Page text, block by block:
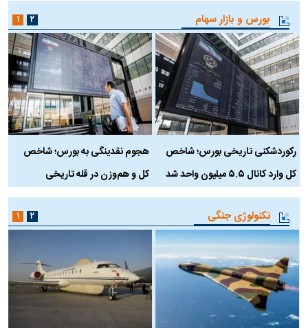
بورس و بازار سهام
رکوردشکنی تاریخی بورس؛ شاخص
کل وارد کانال ۵.۵ میلیون واحد شد
هجوم نقدینگی به بورس؛ شاخص
کل و هم‌وزن در قله تاریخی
۱ ۲
تکنولوژی جنگی ۱ ۲